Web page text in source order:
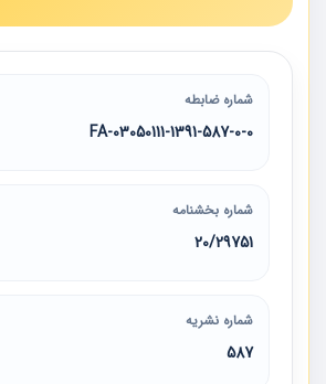
شماره ضابطه
03050111-1391-587-0-0-FA
شماره بخشنامه
20/29751
شماره نشریه
587